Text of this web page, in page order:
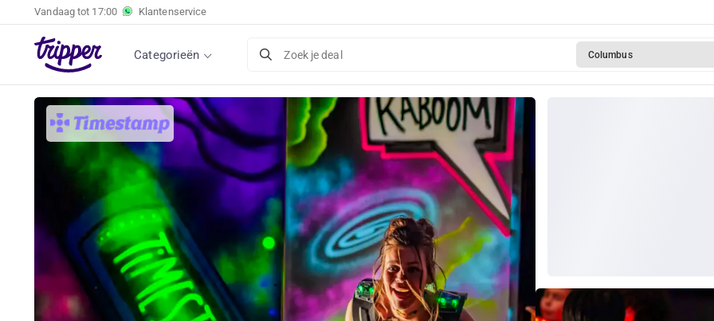
Vandaag tot 17:00 Klantenservice
Categorieën Zoek je deal Columbus